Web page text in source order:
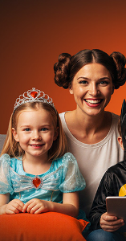
Range
1939 | USA | Western
Put
69%
The
Smallest
Show on